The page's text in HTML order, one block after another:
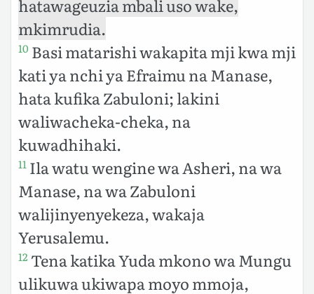
hatawageuzia mbali uso wake,
mkimrudia.
10 Basi matarishi wakapita mji kwa mji
kati ya nchi ya Efraimu na Manase,
hata kufika Zabuloni; lakini
waliwacheka-cheka, na
kuwadhihaki.
11 Ila watu wengine wa Asheri, na wa
Manase, na wa Zabuloni
walijinyenyekeza, wakaja
Yerusalemu.
12 Tena katika Yuda mkono wa Mungu
ulikuwa ukiwapa moyo mmoja,